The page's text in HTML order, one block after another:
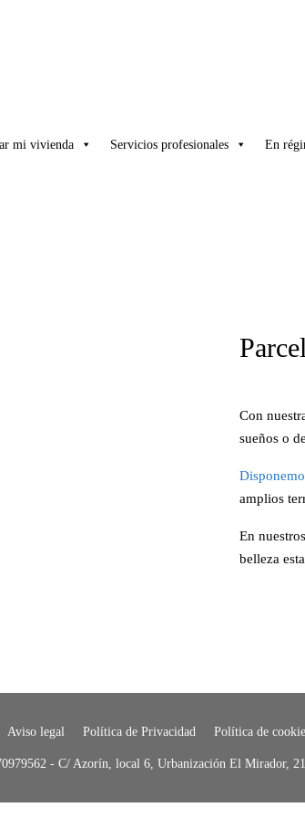
mi vivienda Servicios profesionales En
Con
sueños o
amplios
En
belleza
Aviso legal Política de Privacidad Política de
- C/ Azorín, local 6, Urbanización El Mirador,